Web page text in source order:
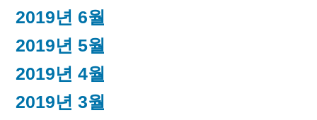
2019년 6월
2019년 5월
2019년 4월
2019년 3월